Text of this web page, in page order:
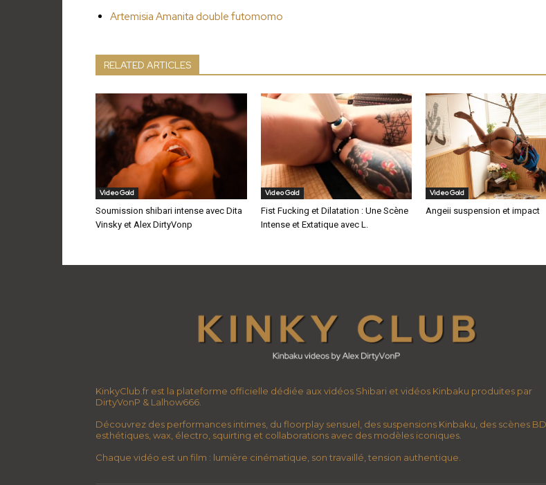
Artemisia Amanita double futomomo
RELATED ARTICLES
Video Gold
Soumission shibari intense avec Dita
Vinsky et Alex DirtyVonp
Video Gold
Fist Fucking et Dilatation : Une Scène
Intense et Extatique avec L.
Video Gold
Angeii suspension et impact
KinkyClub.fr est la plateforme officielle dédiée aux vidéos Shibari et vidéos Kinbaku produites par
DirtyVonP & Lalhow666.
Découvrez des performances intimes, du floorplay sensuel, des suspensions Kinbaku, des scènes
esthétiques, wax, électro, squirting et collaborations avec des modèles iconiques.
Chaque vidéo est un film : lumière cinématique, son travaillé, tension authentique.